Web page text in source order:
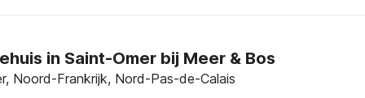
in Saint-Omer bij Meer & Bos
Noord-Frankrijk, Nord-Pas-de-Calais